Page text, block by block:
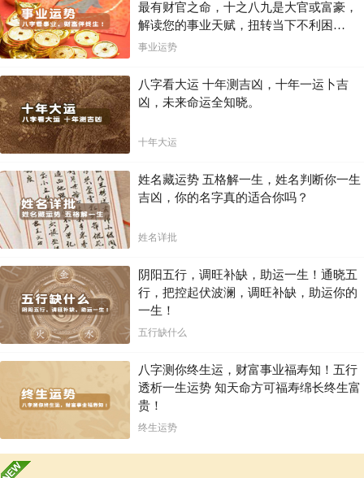
最有财官之命，十之八九是大官或富豪，
解读您的事业天赋，扭转当下不利困
局！！
事业运势
八字看大运 十年测吉凶，十年一运卜吉
凶，未来命运全知晓。
十年大运
姓名藏运势 五格解一生，姓名判断你一生
吉凶，你的名字真的适合你吗？
姓名详批
阴阳五行，调旺补缺，助运一生！通晓五
行，把控起伏波澜，调旺补缺，助运你的
一生！
五行缺什么
八字测你终生运，财富事业福寿知！五行
透析一生运势 知天命方可福寿绵长终生富
贵！
终生运势